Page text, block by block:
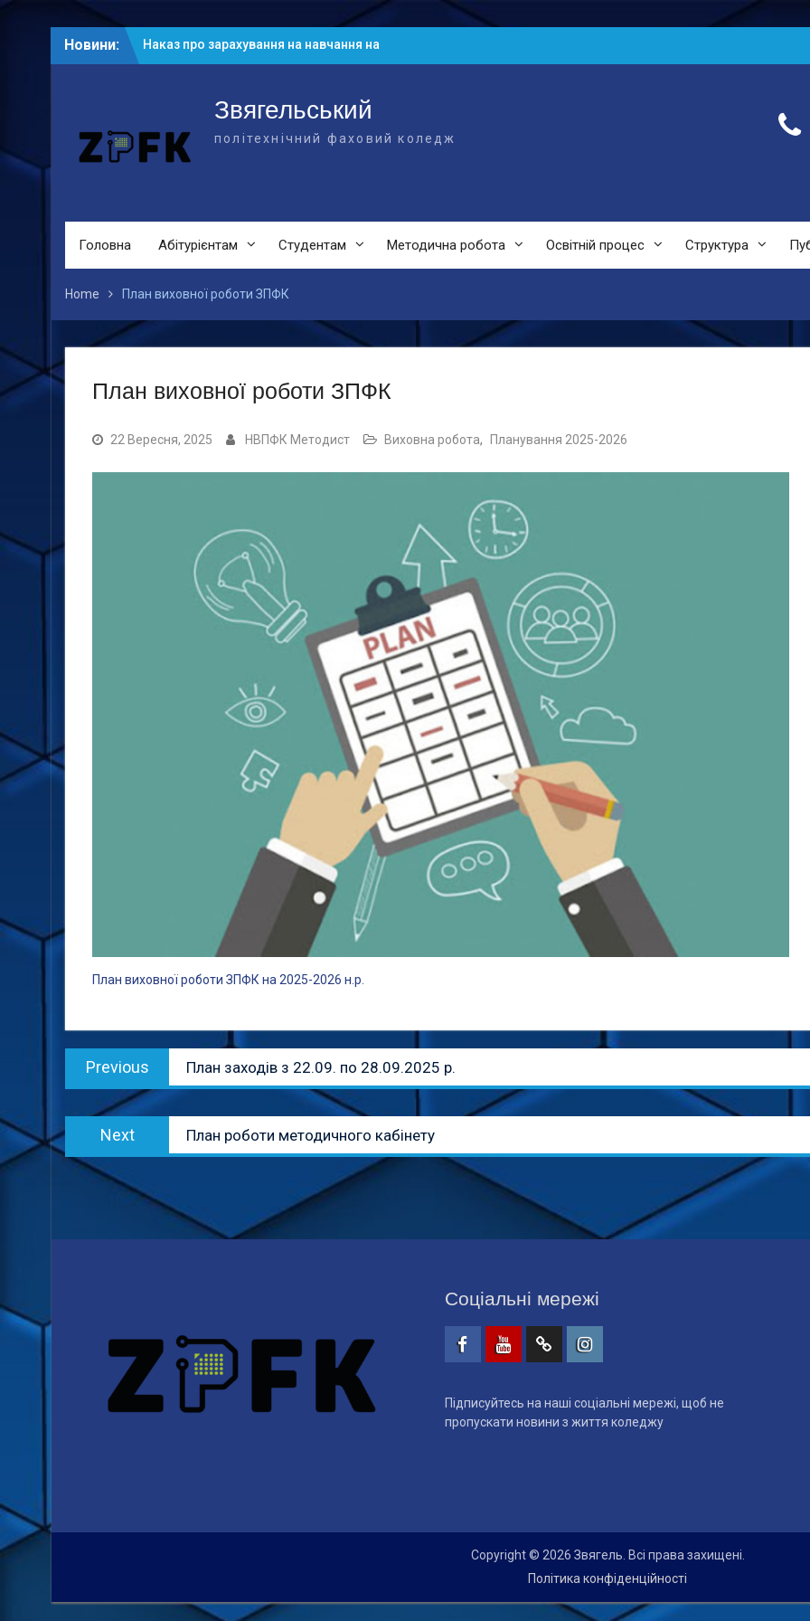
Новини:
Наказ про зарахування на навчання на
основі БСО
Рейтингові списки на основі ПЗСО
Звягельський
політехнічний фаховий коледж
Головна Абітурієнтам Студентам Методична робота Освітній процес Структура
Home План виховної роботи ЗПФК
План виховної роботи ЗПФК
22 Вересня, 2025 НВПФК Методист Виховна робота, Планування 2025-2026
План виховної роботи ЗПФК на 2025-2026 н.р.
Навігація
записів
Previous
post:
План заходів з 22.09. по 28.09.2025 р.
Next
post:
План роботи методичного кабінету
Соціальні мережі
Підписуйтесь на наші соціальні мережі, щоб не
пропускати новини з життя коледжу
Copyright © 2026 Звягель. Всі права захищені.
Політика конфіденційності